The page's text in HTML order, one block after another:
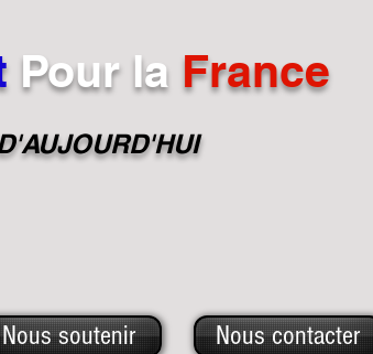
Pour la France
UJOURD'HUI
Nous soutenir Nous contacter